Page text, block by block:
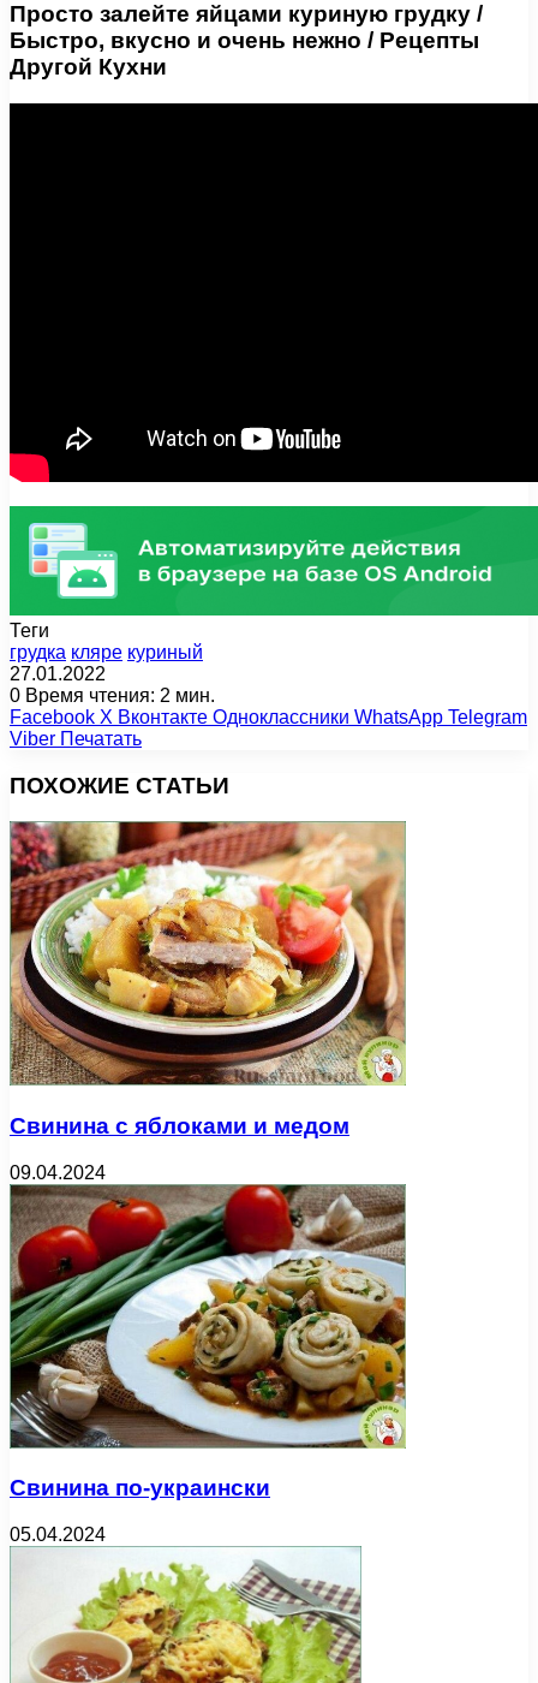
Просто залейте яйцами куриную грудку /
Быстро, вкусно и очень нежно / Рецепты
Другой Кухни
Теги
грудка кляре куриный
27.01.2022
0 Время чтения: 2 мин.
Facebook X Вконтакте Одноклассники WhatsApp Telegram
Viber Печатать
ПОХОЖИЕ СТАТЬИ
Свинина с яблоками и медом
09.04.2024
Свинина по-украински
05.04.2024